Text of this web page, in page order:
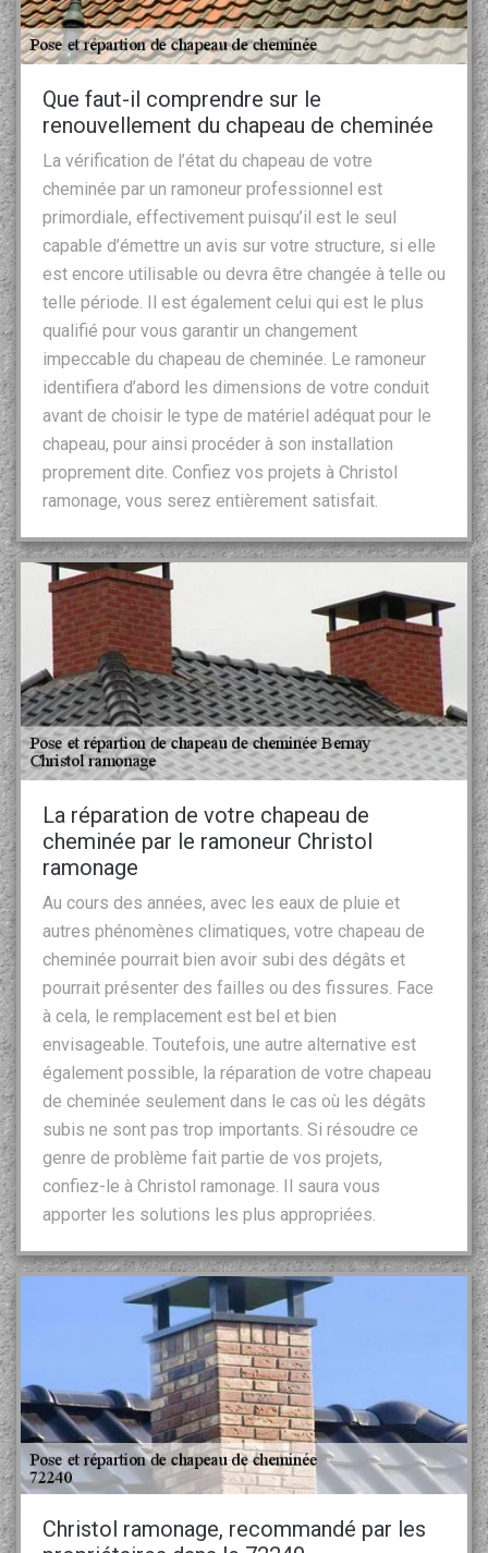
Que faut-il comprendre sur le
renouvellement du chapeau de cheminée
La vérification de l’état du chapeau de votre
cheminée par un ramoneur professionnel est
primordiale, effectivement puisqu’il est le seul
capable d’émettre un avis sur votre structure, si elle
est encore utilisable ou devra être changée à telle ou
telle période. Il est également celui qui est le plus
qualifié pour vous garantir un changement
impeccable du chapeau de cheminée. Le ramoneur
identifiera d’abord les dimensions de votre conduit
avant de choisir le type de matériel adéquat pour le
chapeau, pour ainsi procéder à son installation
proprement dite. Confiez vos projets à Christol
ramonage, vous serez entièrement satisfait.
La réparation de votre chapeau de
cheminée par le ramoneur Christol
ramonage
Au cours des années, avec les eaux de pluie et
autres phénomènes climatiques, votre chapeau de
cheminée pourrait bien avoir subi des dégâts et
pourrait présenter des failles ou des fissures. Face
à cela, le remplacement est bel et bien
envisageable. Toutefois, une autre alternative est
également possible, la réparation de votre chapeau
de cheminée seulement dans le cas où les dégâts
subis ne sont pas trop importants. Si résoudre ce
genre de problème fait partie de vos projets,
confiez-le à Christol ramonage. Il saura vous
apporter les solutions les plus appropriées.
Christol ramonage, recommandé par les